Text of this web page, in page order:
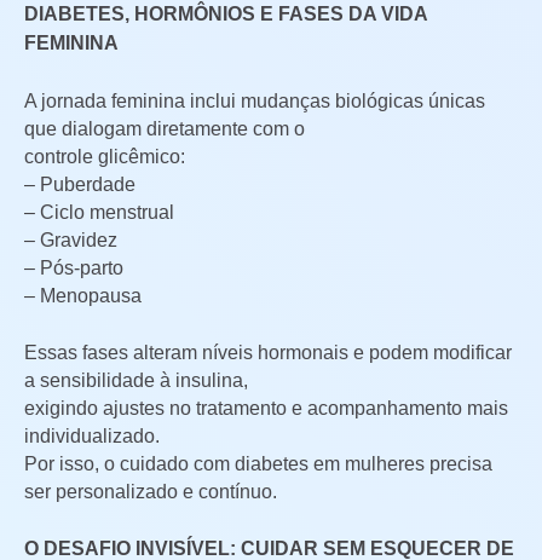
DIABETES, HORMÔNIOS E FASES DA VIDA
FEMININA
A jornada feminina inclui mudanças biológicas únicas
que dialogam diretamente com o
controle glicêmico:
– Puberdade
– Ciclo menstrual
– Gravidez
– Pós-parto
– Menopausa
Essas fases alteram níveis hormonais e podem modificar
a sensibilidade à insulina,
exigindo ajustes no tratamento e acompanhamento mais
individualizado.
Por isso, o cuidado com diabetes em mulheres precisa
ser personalizado e contínuo.
O DESAFIO INVISÍVEL: CUIDAR SEM ESQUECER DE